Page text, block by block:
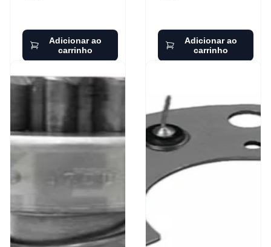
Adicionar ao
carrinho
Adicionar ao
carrinho